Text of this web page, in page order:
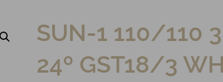
SUN-1 110/110
24º GST18/3 WH